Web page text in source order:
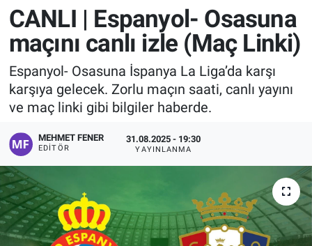
CANLI | Espanyol- Osasuna
maçını canlı izle (Maç Linki)
Espanyol- Osasuna İspanya La Liga’da karşı
karşıya gelecek. Zorlu maçın saati, canlı yayını
ve maç linki gibi bilgiler haberde.
MEHMET FENER
EDITÖR
31.08.2025 - 19:30
YAYINLANMA